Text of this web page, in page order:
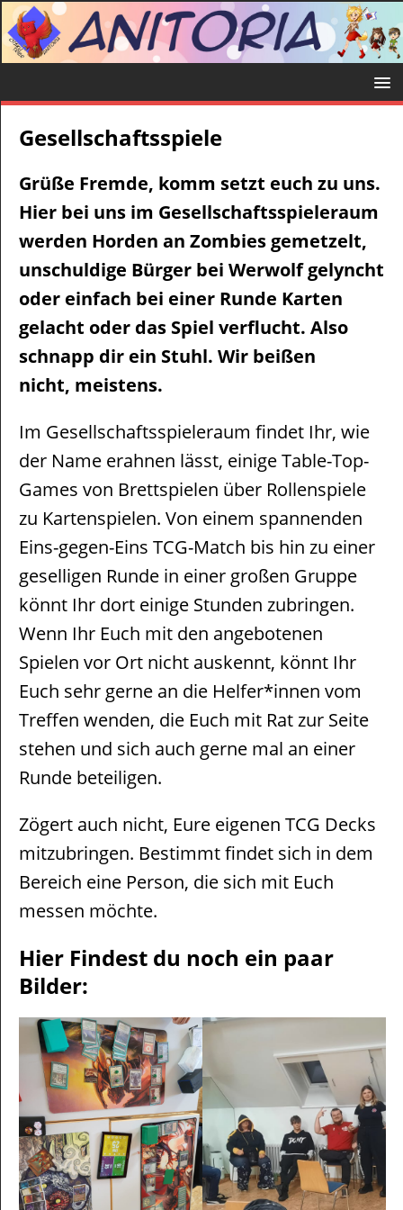
Gesellschaftsspiele
Grüße Fremde, komm setzt euch zu uns.
Hier bei uns im Gesellschaftsspieleraum
werden Horden an Zombies gemetzelt,
unschuldige Bürger bei Werwolf gelyncht
oder einfach bei einer Runde Karten
gelacht oder das Spiel verflucht. Also
schnapp dir ein Stuhl. Wir beißen
nicht, meistens.
Im Gesellschaftsspieleraum findet Ihr, wie
der Name erahnen lässt, einige Table-Top-
Games von Brettspielen über Rollenspiele
zu Kartenspielen. Von einem spannenden
Eins-gegen-Eins TCG-Match bis hin zu einer
geselligen Runde in einer großen Gruppe
könnt Ihr dort einige Stunden zubringen.
Wenn Ihr Euch mit den angebotenen
Spielen vor Ort nicht auskennt, könnt Ihr
Euch sehr gerne an die Helfer*innen vom
Treffen wenden, die Euch mit Rat zur Seite
stehen und sich auch gerne mal an einer
Runde beteiligen.
Zögert auch nicht, Eure eigenen TCG Decks
mitzubringen. Bestimmt findet sich in dem
Bereich eine Person, die sich mit Euch
messen möchte.
Hier Findest du noch ein paar
Bilder: